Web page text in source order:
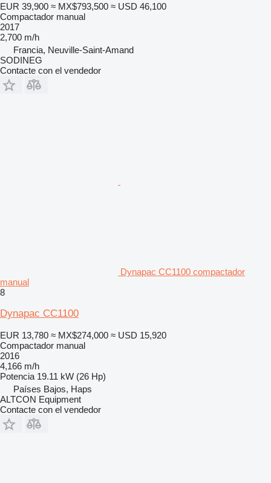
EUR 39,900 ≈ MX$793,500 ≈ USD 46,100
Compactador manual
2017
2,700 m/h
Francia, Neuville-Saint-Amand
SODINEG
Contacte con el vendedor
Dynapac CC1100 compactador
manual
8
Dynapac CC1100
EUR 13,780 ≈ MX$274,000 ≈ USD 15,920
Compactador manual
2016
4,166 m/h
Potencia 19.11 kW (26 Hp)
Países Bajos, Haps
ALTCON Equipment
Contacte con el vendedor